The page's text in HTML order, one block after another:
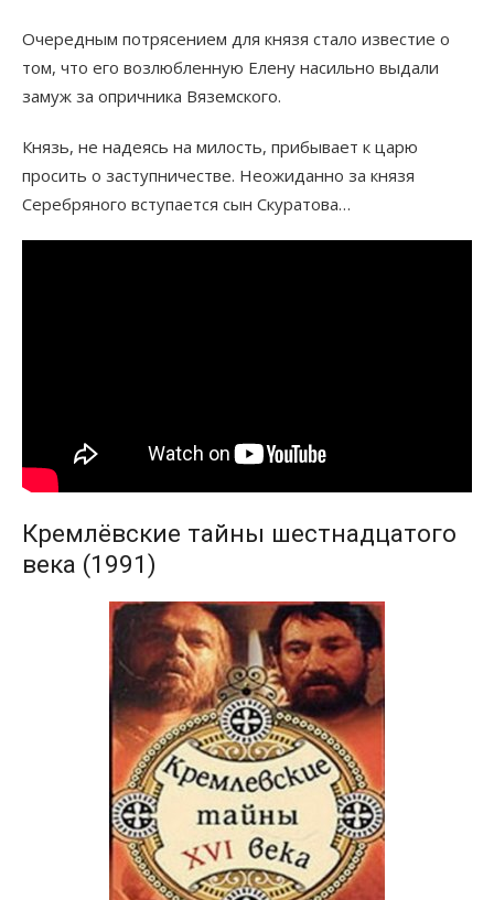
Очередным потрясением для князя стало известие о
том, что его возлюбленную Елену насильно выдали
замуж за опричника Вяземского.
Князь, не надеясь на милость, прибывает к царю
просить о заступничестве. Неожиданно за князя
Серебряного вступается сын Скуратова…
Кремлёвские тайны шестнадцатого
века (1991)